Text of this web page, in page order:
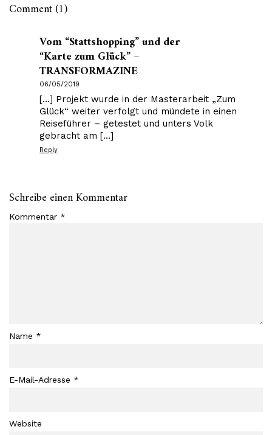
Comment (1)
Vom “Stattshopping” und der
“Karte zum Glück” –
TRANSFORMAZINE
06/05/2019
[…] Projekt wurde in der Masterarbeit „Zum
Glück“ weiter verfolgt und mündete in einen
Reiseführer – getestet und unters Volk
gebracht am […]
Reply
Schreibe einen Kommentar
Kommentar *
Name *
E-Mail-Adresse *
Website